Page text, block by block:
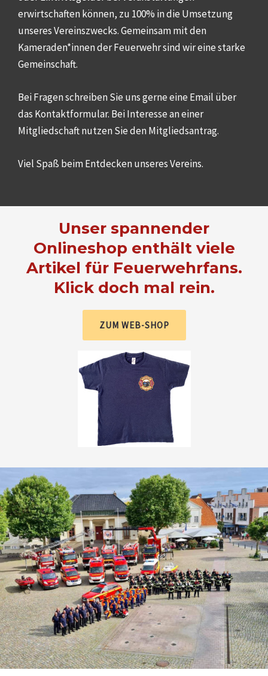
erwirtschaften können, zu 100% in die Umsetzung
unseres Vereinszwecks. Gemeinsam mit den
Kameraden*innen der Feuerwehr sind wir eine starke
Gemeinschaft.
Bei Fragen schreiben Sie uns gerne eine Email über
das Kontaktformular. Bei Interesse an einer
Mitgliedschaft nutzen Sie den Mitgliedsantrag.
Viel Spaß beim Entdecken unseres Vereins.
Unser spannender
Onlineshop enthält viele
Artikel für Feuerwehrfans.
Klick doch mal rein.
ZUM WEB-SHOP